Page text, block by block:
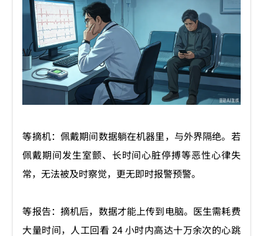
等摘机：佩戴期间数据躺在机器里，与外界隔绝。若
佩戴期间发生室颤、长时间心脏停搏等恶性心律失
常，无法被及时察觉，更无即时报警预警。
等报告：摘机后，数据才能上传到电脑。医生需耗费
大量时间，人工回看 24 小时内高达十万余次的心跳